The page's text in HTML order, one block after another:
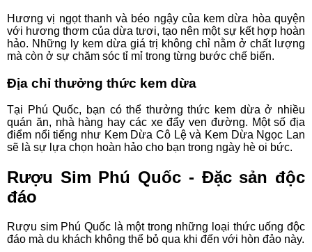
Hương vị ngọt thanh và béo ngậy của kem dừa hòa quyện
với hương thơm của dừa tươi, tạo nên một sự kết hợp hoàn
hảo. Những ly kem dừa giá trị không chỉ nằm ở chất lượng
mà còn ở sự chăm sóc tỉ mỉ trong từng bước chế biến.
Địa chỉ thưởng thức kem dừa
Tại Phú Quốc, bạn có thể thưởng thức kem dừa ở nhiều
quán ăn, nhà hàng hay các xe đẩy ven đường. Một số địa
điểm nổi tiếng như Kem Dừa Cô Lệ và Kem Dừa Ngọc Lan
sẽ là sự lựa chọn hoàn hảo cho bạn trong ngày hè oi bức.
Rượu Sim Phú Quốc - Đặc sản độc
đáo
Rượu sim Phú Quốc là một trong những loại thức uống độc
đáo mà du khách không thể bỏ qua khi đến với hòn đảo này.